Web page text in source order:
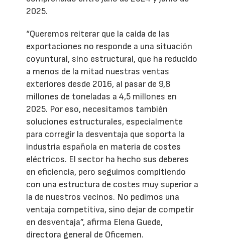
2025.
“Queremos reiterar que la caída de las
exportaciones no responde a una situación
coyuntural, sino estructural, que ha reducido
a menos de la mitad nuestras ventas
exteriores desde 2016, al pasar de 9,8
millones de toneladas a 4,5 millones en
2025. Por eso, necesitamos también
soluciones estructurales, especialmente
para corregir la desventaja que soporta la
industria española en materia de costes
eléctricos. El sector ha hecho sus deberes
en eficiencia, pero seguimos compitiendo
con una estructura de costes muy superior a
la de nuestros vecinos. No pedimos una
ventaja competitiva, sino dejar de competir
en desventaja”, afirma Elena Guede,
directora general de Oficemen.